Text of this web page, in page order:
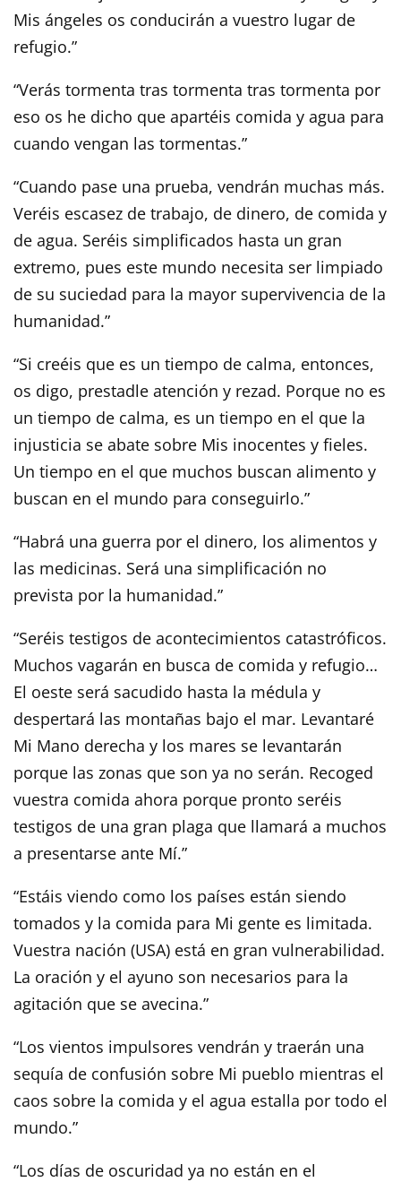
Mis ángeles os conducirán a vuestro lugar de
refugio.”
“Verás tormenta tras tormenta tras tormenta por
eso os he dicho que apartéis comida y agua para
cuando vengan las tormentas.”
“Cuando pase una prueba, vendrán muchas más.
Veréis escasez de trabajo, de dinero, de comida y
de agua. Seréis simplificados hasta un gran
extremo, pues este mundo necesita ser limpiado
de su suciedad para la mayor supervivencia de la
humanidad.”
“Si creéis que es un tiempo de calma, entonces,
os digo, prestadle atención y rezad. Porque no es
un tiempo de calma, es un tiempo en el que la
injusticia se abate sobre Mis inocentes y fieles.
Un tiempo en el que muchos buscan alimento y
buscan en el mundo para conseguirlo.”
“Habrá una guerra por el dinero, los alimentos y
las medicinas. Será una simplificación no
prevista por la humanidad.”
“Seréis testigos de acontecimientos catastróficos.
Muchos vagarán en busca de comida y refugio…
El oeste será sacudido hasta la médula y
despertará las montañas bajo el mar. Levantaré
Mi Mano derecha y los mares se levantarán
porque las zonas que son ya no serán. Recoged
vuestra comida ahora porque pronto seréis
testigos de una gran plaga que llamará a muchos
a presentarse ante Mí.”
“Estáis viendo como los países están siendo
tomados y la comida para Mi gente es limitada.
Vuestra nación (USA) está en gran vulnerabilidad.
La oración y el ayuno son necesarios para la
agitación que se avecina.”
“Los vientos impulsores vendrán y traerán una
sequía de confusión sobre Mi pueblo mientras el
caos sobre la comida y el agua estalla por todo el
mundo.”
“Los días de oscuridad ya no están en el